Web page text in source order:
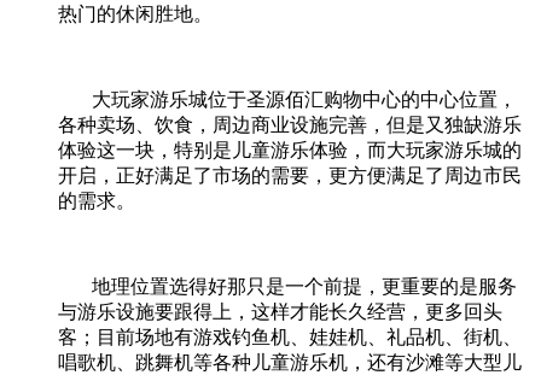
热门的休闲胜地。
大玩家游乐城位于圣源佰汇购物中心的中心位置，
各种卖场、饮食，周边商业设施完善，但是又独缺游乐
体验这一块，特别是儿童游乐体验，而大玩家游乐城的
开启，正好满足了市场的需要，更方便满足了周边市民
的需求。
地理位置选得好那只是一个前提，更重要的是服务
与游乐设施要跟得上，这样才能长久经营，更多回头
客；目前场地有游戏钓鱼机、娃娃机、礼品机、街机、
唱歌机、跳舞机等各种儿童游乐机，还有沙滩等大型儿